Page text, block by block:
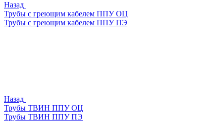
Назад
Трубы с греющим кабелем ППУ ОЦ
Трубы с греющим кабелем ППУ ПЭ
Назад
Трубы ТВИН ППУ ОЦ
Трубы ТВИН ППУ ПЭ